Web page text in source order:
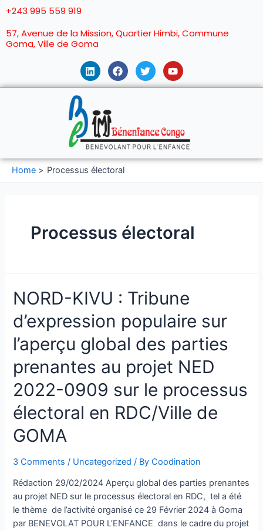
+243 995 559 919
57, Avenue de la Mission, Quartier Himbi, Commune
Goma, Ville de Goma
Home Processus électoral
Processus électoral
NORD-KIVU : Tribune
d’expression populaire sur
l’aperçu global des parties
prenantes au projet NED
2022-0909 sur le processus
électoral en RDC/Ville de
GOMA
3 Comments / Uncategorized / ByCoodination
Rédaction 29/02/2024 Aperçu global des parties prenantes
au projet NED sur le processus électoral en RDC, tel a été
le thème de l’activité organisé ce 29 Février 2024 à Goma
par BENEVOLAT POUR L’ENFANCE dans le cadre du projet